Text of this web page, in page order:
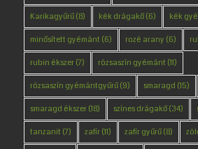
Karikagyűrű(8) kék drágakő(6) kék
minősített gyémánt (6) rozé arany (6)
rubin ékszer(7) rózsaszín gyémánt (11)
rózsaszín gyémántgyűrű(9) smaragd (15)
smaragd ékszer(18) színes drágakő(34)
tanzanit (7) zafír(11) zafír gyűrű(8)